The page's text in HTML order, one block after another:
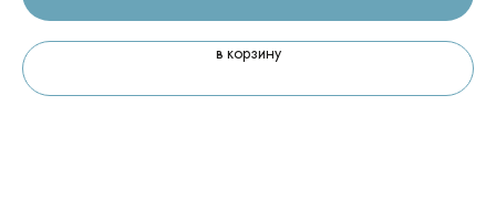
в корзину